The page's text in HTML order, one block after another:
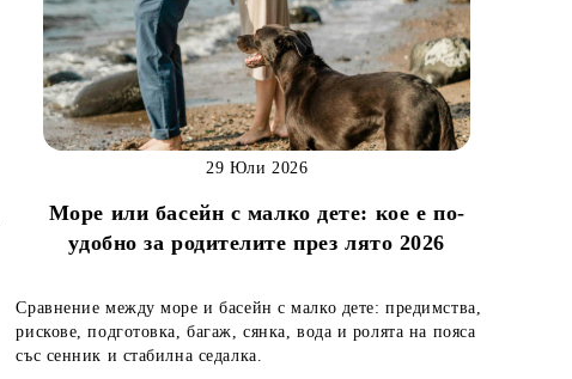
Море или басейн с малко дете: кое е по-
удобно за родителите през лято 2026
29 Юли 2026
Сравнение между море и басейн с малко дете: предимства,
рискове, подготовка, багаж, сянка, вода и ролята на пояса
със сенник и стабилна седалка.